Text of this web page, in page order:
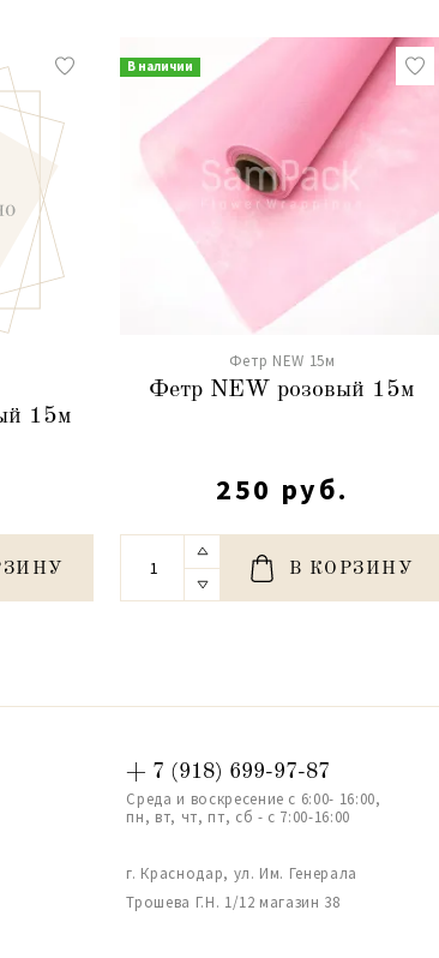
15м
В наличии
Фетр NEW 15м
Фетр NEW розовый 15м
250 руб.
В КОРЗИНУ
+ 7 (918) 699-97-87
Среда и воскресение с 6:00- 16:00,
пн, вт, чт, пт, сб - с 7:00-16:00
г. Краснодар, ул. Им. Генерала
Трошева Г.Н. 1/12 магазин 38